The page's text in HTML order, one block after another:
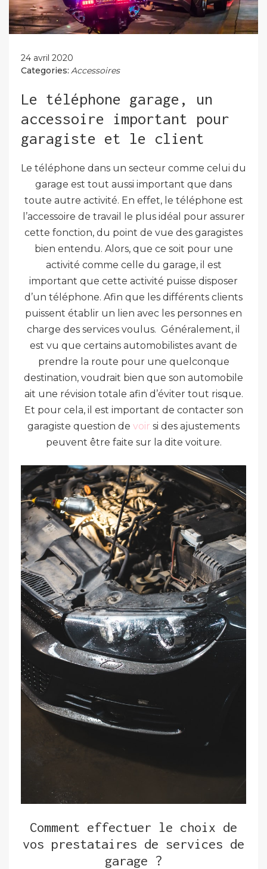
24 avril 2020
Categories: Accessoires
Le téléphone garage, un
accessoire important pour
garagiste et le client
Le téléphone dans un secteur comme celui du
garage est tout aussi important que dans
toute autre activité. En effet, le téléphone est
l’accessoire de travail le plus idéal pour assurer
cette fonction, du point de vue des garagistes
bien entendu. Alors, que ce soit pour une
activité comme celle du garage, il est
important que cette activité puisse disposer
d’un téléphone. Afin que les différents clients
puissent établir un lien avec les personnes en
charge des services voulus. Généralement, il
est vu que certains automobilistes avant de
prendre la route pour une quelconque
destination, voudrait bien que son automobile
ait une révision totale afin d’éviter tout risque.
Et pour cela, il est important de contacter son
garagiste question de voir si des ajustements
peuvent être faite sur la dite voiture.
Comment effectuer le choix de
vos prestataires de services de
garage ?